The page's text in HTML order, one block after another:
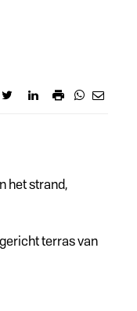
het strand,
terras van